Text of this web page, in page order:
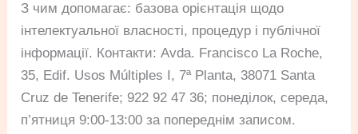
З чим допомагає: базова орієнтація щодо
інтелектуальної власності, процедур і публічної
інформації. Контакти: Avda. Francisco La Roche,
35, Edif. Usos Múltiples I, 7ª Planta, 38071 Santa
Cruz de Tenerife; 922 92 47 36; понеділок, середа,
п’ятниця 9:00-13:00 за попереднім записом.